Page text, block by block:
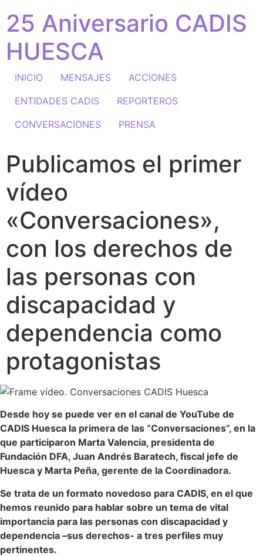
25 Aniversario CADIS
HUESCA
INICIO MENSAJES
ACCIONES
ENTIDADES CADIS
REPORTEROS
CONVERSACIONES
PRENSA
Publicamos el primer
vídeo
«Conversaciones»,
con los derechos de
las personas con
discapacidad y
dependencia como
protagonistas
Desde hoy se puede ver en el canal de YouTube de
CADIS Huesca la primera de las “Conversaciones”, en la
que participaron Marta Valencia, presidenta de
Fundación DFA, Juan Andrés Baratech, fiscal jefe de
Huesca y Marta Peña, gerente de la Coordinadora.
Se trata de un formato novedoso para CADIS, en el que
hemos reunido para hablar sobre un tema de vital
importancia para las personas con discapacidad y
dependencia –sus derechos- a tres perfiles muy
pertinentes.